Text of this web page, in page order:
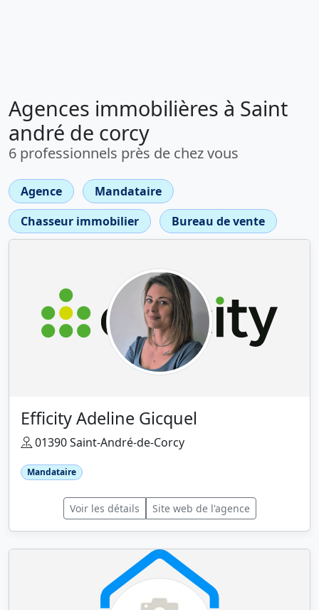
Agences immobilières à Saint
andré de corcy
6 professionnels près de chez vous
Agence
Mandataire
Chasseur immobilier
Bureau de vente
Efficity Adeline Gicquel
01390 Saint-André-de-Corcy
Mandataire
Voir les détails Site web de l'agence